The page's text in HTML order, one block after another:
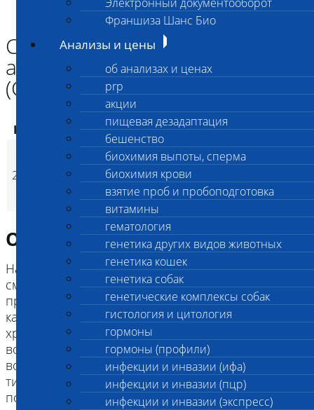
Франшиза Шанс Био
Анализы и цены
об анализах и ценах
prp
акции
пищевая дезадаптация
бешенство
биохимия выпоты, сперма
биохимия крови
взятие проб и пробоподготовка
витамины
гематология
генетика других видов животных
генетика кошек
генетика собак
генетические комплексы собак
гистология и цитология
гормоны
гормоны (профили)
инфекции и инвазии (ифа)
инфекции и инвазии (пцр)
инфекции и инвазии (экспресс)
ГЕНЕТИКА СОБАК
Синдром недостаточной адгезии лейкоцитов у собак (CLAD)
Синдром недостаточной
адгезии лейкоцитов у собак
(CLAD)
Код Наименование услуг Цена, руб.
2710
Синдром
недостаточной
адгезии лейкоцитов у
собак (CLAD)
Описание исследования
Наследственный иммунодефицит, как правило, со
смертельным исходом. Пораженные щенки чаще
проявляют серьезные симптомы инфекций, такие
как пупочное воспаление, гингивит, тонзиллит и
хронический воспалительный дерматит. В
возрасте от 8 до 12 недель могут возникать
воспаления и отечность суставов, появление
типичной для CLAD нетвердой шатающейся
походки.